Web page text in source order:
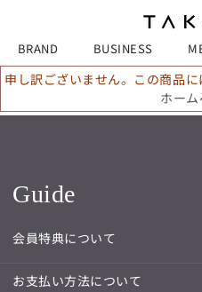
BRAND BUSINESS
申し訳ございません。この商品に
ホー
Guide
会員特典について
お支払い方法について